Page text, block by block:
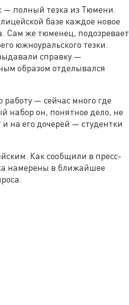
— полный тезка из Тюмени.
базе каждое новое
Сам же тюменец, подозревает
южноуральского тезки.
справку —
образом отделывался
— сейчас много где
набор он, понятное дело, не
на его дочерей — студентки
Как сообщили в пресс-
намерены в ближайшее